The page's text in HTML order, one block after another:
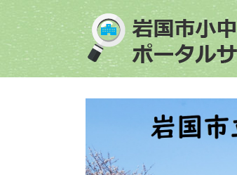
ジ
先
ュ
を